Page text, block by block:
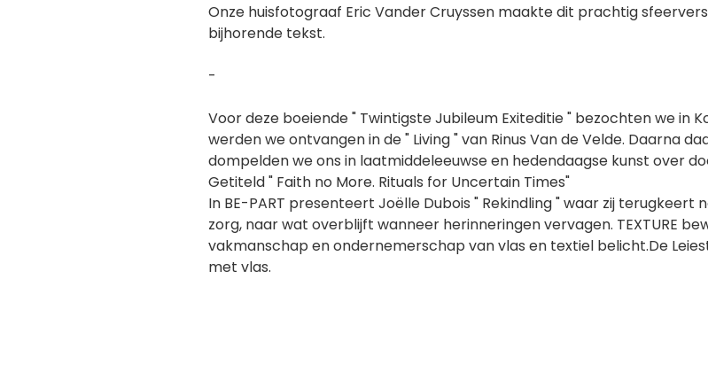
Onze huisfotograaf Eric Vander Cruyssen maakte dit prachtig
bijhorende tekst.
-
Voor deze boeiende " Twintigste Jubileum Exiteditie " bezochten we in
werden we ontvangen in de " Living " van Rinus Van de Velde. Daarna
dompelden we ons in laatmiddeleeuwse en hedendaagse kunst over
Getiteld " Faith no More. Rituals for Uncertain Times"
In BE-PART presenteert Joëlle Dubois " Rekindling " waar zij
zorg, naar wat overblijft wanneer herinneringen vervagen. TEXTURE
vakmanschap en ondernemerschap van vlas en textiel belicht.De
met vlas.